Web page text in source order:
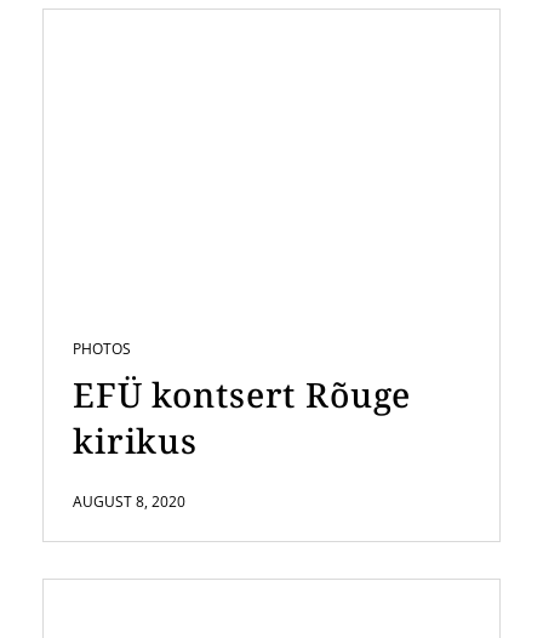
PHOTOS
EFÜ kontsert Rõuge
kirikus
AUGUST 8, 2020